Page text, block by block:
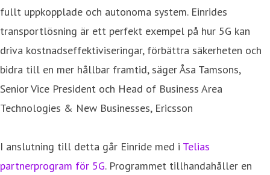
fullt uppkopplade och autonoma system. Einrides
transportlösning är ett perfekt exempel på hur 5G kan
driva kostnadseffektiviseringar, förbättra säkerheten och
bidra till en mer hållbar framtid, säger Åsa Tamsons,
Senior Vice President och Head of Business Area
Technologies & New Businesses, Ericsson
I anslutning till detta går Einride med i Telias
partnerprogram för 5G. Programmet tillhandahåller en